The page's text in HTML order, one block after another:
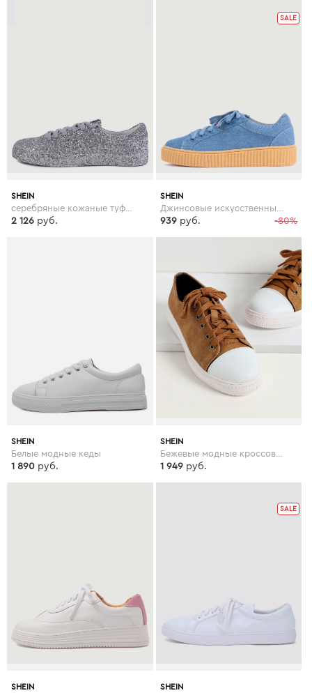
SHEIN
2 126 руб.
SALE
SHEIN
-80%
939 руб.
SHEIN
Белые модные кеды
1 890 руб.
SHEIN
Бежевые модные кроссовки со шнуровкой
1 949 руб.
SHEIN
SALE
SHEIN